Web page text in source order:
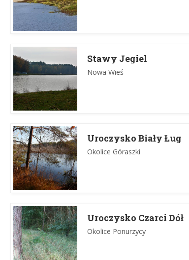
Stawy Jegiel
Nowa Wieś
Uroczysko Biały Ług
Okolice Góraszki
Uroczysko Czarci Dół
Okolice Ponurzycy